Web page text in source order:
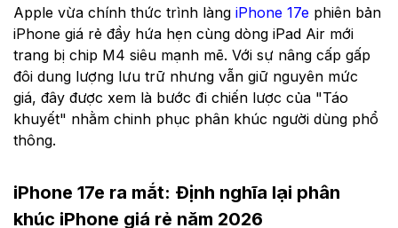
Apple vừa chính thức trình làng iPhone 17e phiên bản
iPhone giá rẻ đầy hứa hẹn cùng dòng iPad Air mới
trang bị chip M4 siêu mạnh mẽ. Với sự nâng cấp gấp
đôi dung lượng lưu trữ nhưng vẫn giữ nguyên mức
giá, đây được xem là bước đi chiến lược của "Táo
khuyết" nhằm chinh phục phân khúc người dùng phổ
thông.
iPhone 17e ra mắt: Định nghĩa lại phân
khúc iPhone giá rẻ năm 2026